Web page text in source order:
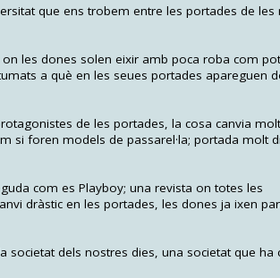
que ens trobem entre les portades de les
les dones solen eixir amb poca roba com
a què en les seues portades apareguen
de les portades, la cosa canvia molt
si foren models de passarel·la; portada molt
com es Playboy; una revista on totes les
dràstic en les portades, les dones ja ixen
societat dels nostres dies, una societat que ha